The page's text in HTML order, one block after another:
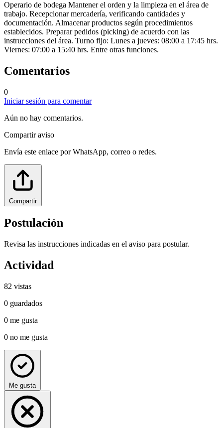
Operario de bodega Mantener el orden y la limpieza en el área de
trabajo. Recepcionar mercadería, verificando cantidades y
documentación. Almacenar productos según procedimientos
establecidos. Preparar pedidos (picking) de acuerdo con las
instrucciones del área. Turno fijo: Lunes a jueves: 08:00 a 17:45 hrs.
Viernes: 07:00 a 15:40 hrs. Entre otras funciones.
Comentarios
0
Iniciar sesión para comentar
Aún no hay comentarios.
Compartir aviso
Envía este enlace por WhatsApp, correo o redes.
Compartir
Postulación
Revisa las instrucciones indicadas en el aviso para postular.
Actividad
82 vistas
0 guardados
0 me gusta
0 no me gusta
Me gusta